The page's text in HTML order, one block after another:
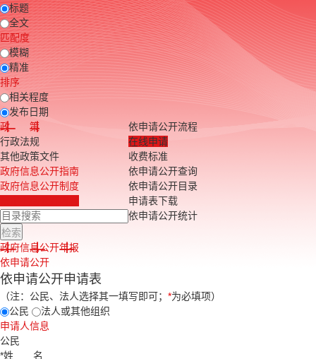
标题
全文
匹配度
模糊
精准
排序
相关程度
发布日期
政 策
行政法规
其他政策文件
政府信息公开指南
政府信息公开制度
政府信息公开年报
依申请公开
依申请公开流程
在线申请
收费标准
依申请公开查询
依申请公开目录
申请表下载
依申请公开统计
依申请公开申请表
（注：公民、法人选择其一填写即可； *为必填项）
公民
法人或其他组织
申请人信息
公民
*姓 名